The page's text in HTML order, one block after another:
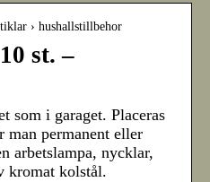
› hushallstillbehor
st. –
som i garaget. Placeras
man permanent eller
arbetslampa, nycklar,
kromat kolstål.